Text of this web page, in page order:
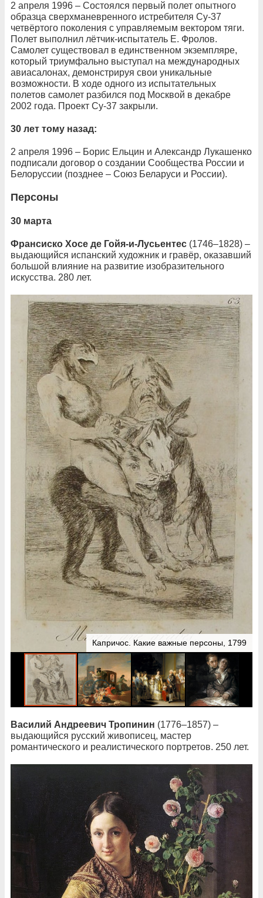
2 апреля 1996 – Состоялся первый полет опытного
образца сверхманевренного истребителя Су-37
четвёртого поколения с управляемым вектором тяги.
Полет выполнил лётчик-испытатель Е. Фролов.
Самолет существовал в единственном экземпляре,
который триумфально выступал на международных
авиасалонах, демонстрируя свои уникальные
возможности. В ходе одного из испытательных
полетов самолет разбился под Москвой в декабре
2002 года. Проект Су-37 закрыли.
30 лет тому назад:
2 апреля 1996 – Борис Ельцин и Александр Лукашенко
подписали договор о создании Сообщества России и
Белоруссии (позднее – Союз Беларуси и России).
Персоны
30 марта
Франсиско Хосе де Гойя-и-Лусьентес (1746–1828) –
выдающийся испанский художник и гравёр, оказавший
большой влияние на развитие изобразительного
искусства. 280 лет.
Капричос. Какие важные персоны, 1799
Василий Андреевич Тропинин (1776–1857) –
выдающийся русский живописец, мастер
романтического и реалистического портретов. 250 лет.